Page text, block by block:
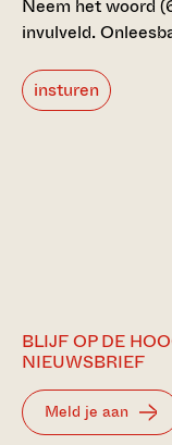
Neem het woord
invulveld.
insturen
BLIJF OP DE
NIEUWSBRIEF
Meld je aan